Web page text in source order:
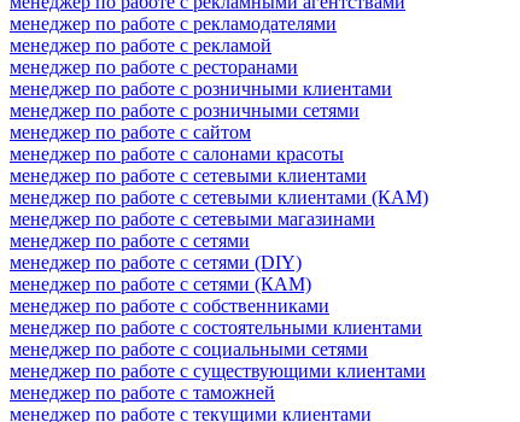
менеджер по работе с рекламодателями
менеджер по работе с рекламой
менеджер по работе с ресторанами
менеджер по работе с розничными клиентами
менеджер по работе с розничными сетями
менеджер по работе с сайтом
менеджер по работе с салонами красоты
менеджер по работе с сетевыми клиентами
менеджер по работе с сетевыми клиентами (КАМ)
менеджер по работе с сетевыми магазинами
менеджер по работе с сетями
менеджер по работе с сетями (DIY)
менеджер по работе с сетями (КАМ)
менеджер по работе с собственниками
менеджер по работе с состоятельными клиентами
менеджер по работе с социальными сетями
менеджер по работе с существующими клиентами
менеджер по работе с таможней
менеджер по работе с текущими клиентами